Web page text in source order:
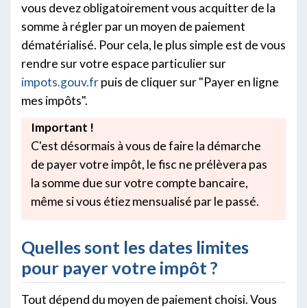
vous devez obligatoirement vous acquitter de la
somme à régler par un moyen de paiement
dématérialisé. Pour cela, le plus simple est de vous
rendre sur votre espace particulier sur
impots.gouv.frpuis de cliquer sur "Payer en ligne
mes impôts".
Important !
C'est désormais à vous de faire la démarche
de payer votre impôt, le fisc ne prélèvera pas
la somme due sur votre compte bancaire,
même si vous étiez mensualisé par le passé.
Quelles sont les dates limites
pour payer votre impôt ?
Tout dépend du moyen de paiement choisi. Vous